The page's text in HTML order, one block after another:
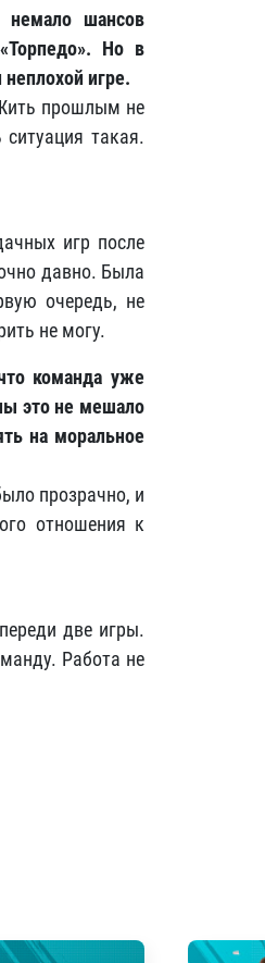
шансов
Но в
игре.
прошлым не
такая.
игр после
давно. Была
очередь, не
не могу.
команда уже
это не мешало
на моральное
прозрачно, и
отношения к
две игры.
Работа не